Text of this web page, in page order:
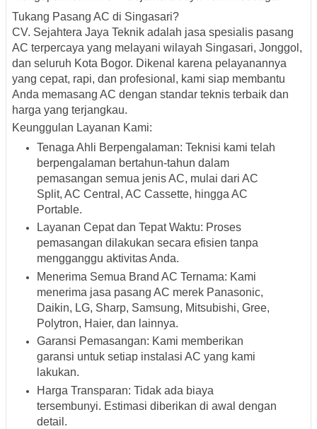
Tukang Pasang AC di Singasari?
CV. Sejahtera Jaya Teknik adalah jasa spesialis pasang
AC terpercaya yang melayani wilayah Singasari, Jonggol,
dan seluruh Kota Bogor. Dikenal karena pelayanannya
yang cepat, rapi, dan profesional, kami siap membantu
Anda memasang AC dengan standar teknis terbaik dan
harga yang terjangkau.
Keunggulan Layanan Kami:
Tenaga Ahli Berpengalaman: Teknisi kami telah
berpengalaman bertahun-tahun dalam
pemasangan semua jenis AC, mulai dari AC
Split, AC Central, AC Cassette, hingga AC
Portable.
Layanan Cepat dan Tepat Waktu: Proses
pemasangan dilakukan secara efisien tanpa
mengganggu aktivitas Anda.
Menerima Semua Brand AC Ternama: Kami
menerima jasa pasang AC merek Panasonic,
Daikin, LG, Sharp, Samsung, Mitsubishi, Gree,
Polytron, Haier, dan lainnya.
Garansi Pemasangan: Kami memberikan
garansi untuk setiap instalasi AC yang kami
lakukan.
Harga Transparan: Tidak ada biaya
tersembunyi. Estimasi diberikan di awal dengan
detail.